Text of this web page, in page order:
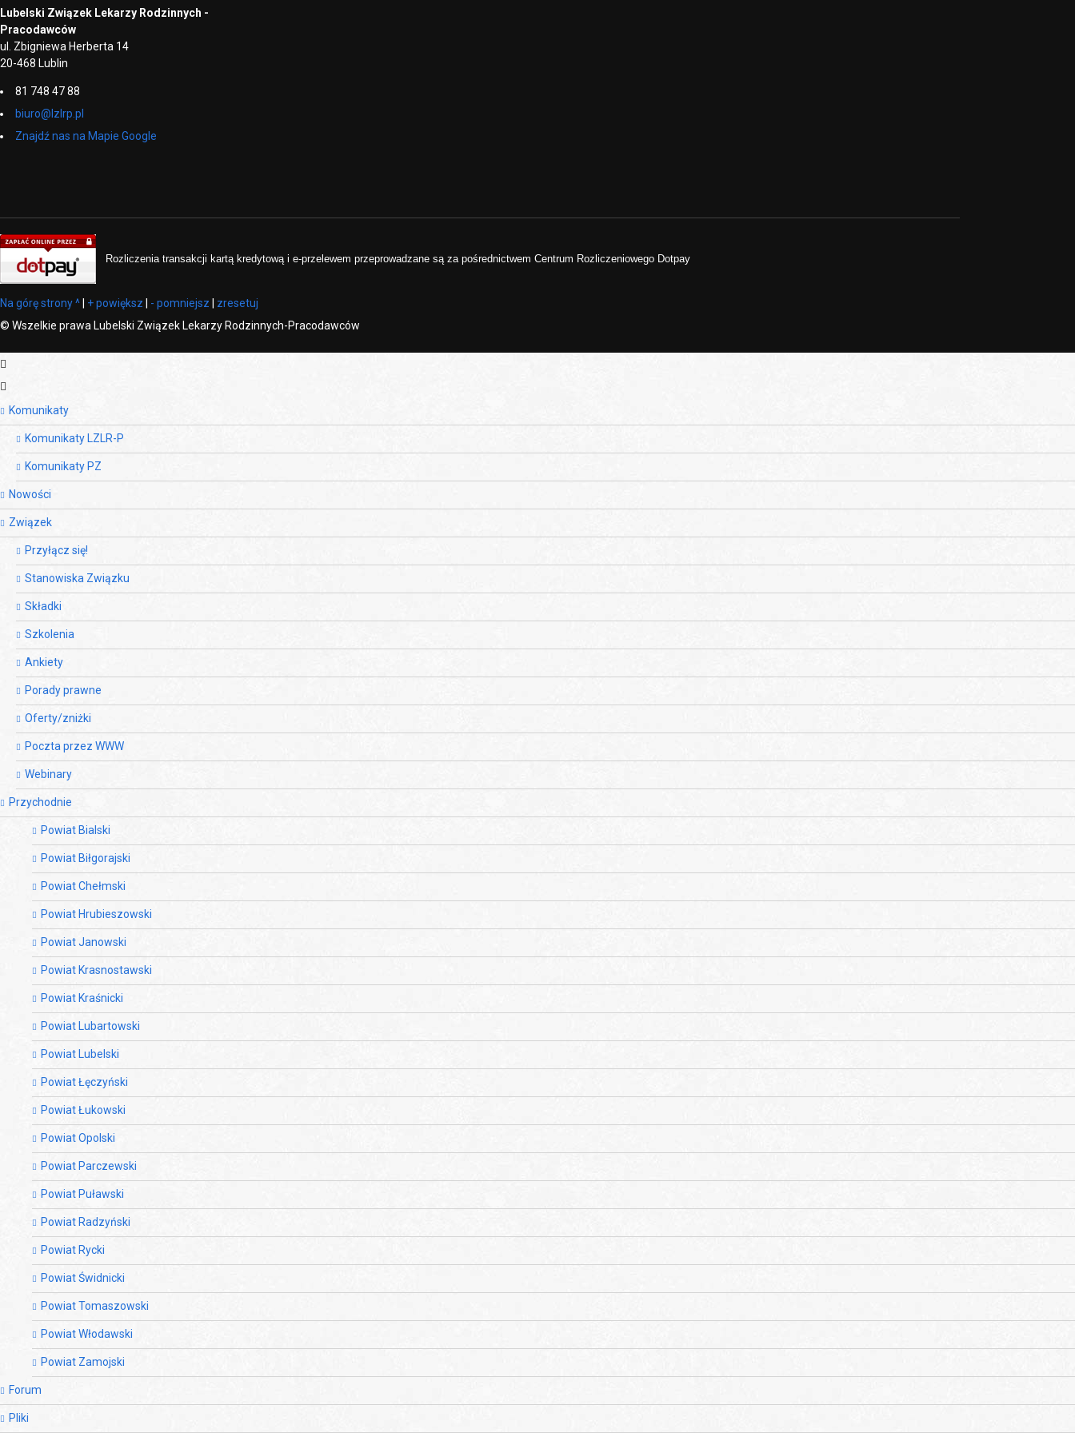
Lubelski Związek Lekarzy Rodzinnych -
Pracodawców
ul. Zbigniewa Herberta 14
20-468 Lublin
81 748 47 88
biuro@lzlrp.pl
Znajdź nas na Mapie Google
Rozliczenia transakcji kartą kredytową i e-przelewem przeprowadzane są za pośrednictwem Centrum Rozliczeniowego Dotpay
Na górę strony ^ + powiększ - pomniejsz
zresetuj
© Wszelkie prawa Lubelski Związek Lekarzy Rodzinnych-Pracodawców
Komunikaty
Komunikaty LZLR-P
Komunikaty PZ
Nowości
Związek
Przyłącz się!
Stanowiska Związku
Składki
Szkolenia
Ankiety
Porady prawne
Oferty/zniżki
Poczta przez WWW
Webinary
Przychodnie
Powiat Bialski
Powiat Biłgorajski
Powiat Chełmski
Powiat Hrubieszowski
Powiat Janowski
Powiat Krasnostawski
Powiat Kraśnicki
Powiat Lubartowski
Powiat Lubelski
Powiat Łęczyński
Powiat Łukowski
Powiat Opolski
Powiat Parczewski
Powiat Puławski
Powiat Radzyński
Powiat Rycki
Powiat Świdnicki
Powiat Tomaszowski
Powiat Włodawski
Powiat Zamojski
Forum
Pliki